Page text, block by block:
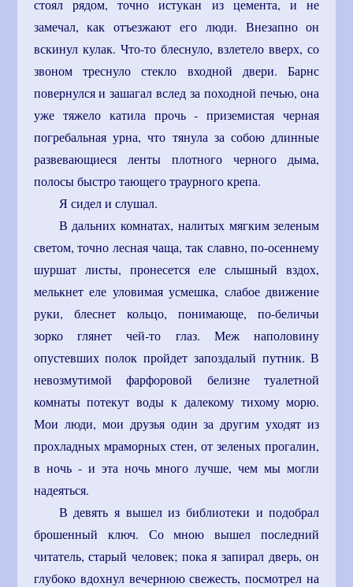
стоял рядом, точно истукан из цемента, и не
замечал, как отъезжают его люди. Внезапно он
вскинул кулак. Что-то блеснуло, взлетело вверх, со
звоном треснуло стекло входной двери. Барнс
повернулся и зашагал вслед за походной печью, она
уже тяжело катила прочь - приземистая черная
погребальная урна, что тянула за собою длинные
развевающиеся ленты плотного черного дыма,
полосы быстро тающего траурного крепа.
Я сидел и слушал.
В дальних комнатах, налитых мягким зеленым
светом, точно лесная чаща, так славно, по-осеннему
шуршат листы, пронесется еле слышный вздох,
мелькнет еле уловимая усмешка, слабое движение
руки, блеснет кольцо, понимающе, по-беличьи
зорко глянет чей-то глаз. Меж наполовину
опустевших полок пройдет запоздалый путник. В
невозмутимой фарфоровой белизне туалетной
комнаты потекут воды к далекому тихому морю.
Мои люди, мои друзья один за другим уходят из
прохладных мраморных стен, от зеленых прогалин,
в ночь - и эта ночь много лучше, чем мы могли
надеяться.
В девять я вышел из библиотеки и подобрал
брошенный ключ. Со мною вышел последний
читатель, старый человек; пока я запирал дверь, он
глубоко вдохнул вечернюю свежесть, посмотрел на